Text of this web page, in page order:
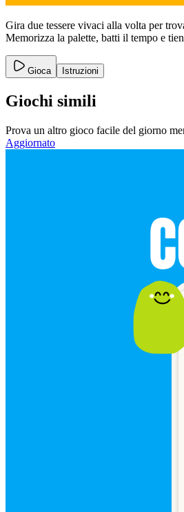
Gira due tessere vivaci alla volta per
Memorizza la palette, batti il tempo e
Gioca Istruzioni
Giochi simili
Prova un altro gioco facile del giorno
Aggiornato